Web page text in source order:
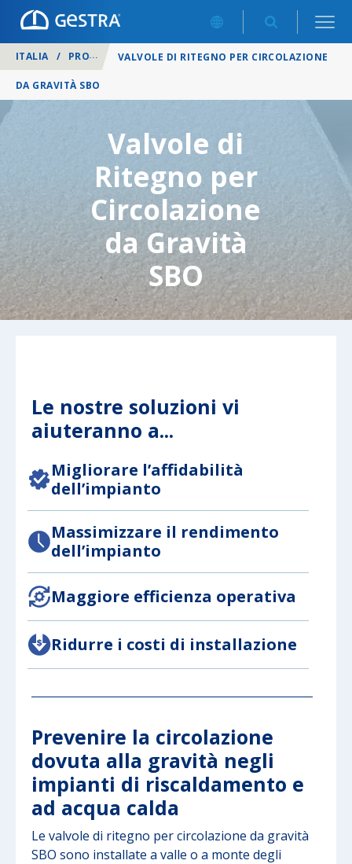
ITALIA / PRODOTTI / VALVOLE DI NON RITORNO (RITEGNO)
VALVOLE DI RITEGNO PER CIRCOLAZIONE
DA GRAVITÀ SBO
Valvole di
Ritegno per
Circolazione
da Gravità
SBO
Le nostre soluzioni vi
aiuteranno a...
Migliorare l’affidabilità
dell’impianto
Massimizzare il rendimento
dell’impianto
Maggiore efficienza operativa
Ridurre i costi di installazione
Prevenire la circolazione
dovuta alla gravità negli
impianti di riscaldamento e
ad acqua calda
Le valvole di ritegno per circolazione da gravità
SBO sono installate a valle o a monte degli